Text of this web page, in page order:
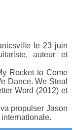
le 23 juin
auteur et
Rocket to Come
Dance. We Steal
Word (2012) et
propulser Jason